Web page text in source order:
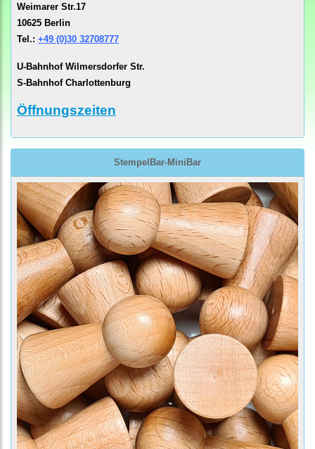
Weimarer Str.17
10625 Berlin
Tel.: +49 (0)30 32708777
U-Bahnhof Wilmersdorfer Str.
S-Bahnhof Charlottenburg
Öffnungszeiten
StempelBar-MiniBar